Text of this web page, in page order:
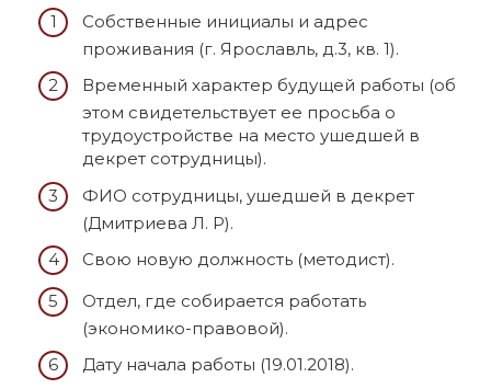
Собственные инициалы и адрес
проживания (г. Ярославль, д.3, кв. 1).
Временный характер будущей работы (об
этом свидетельствует ее просьба о
трудоустройстве на место ушедшей в
декрет сотрудницы).
ФИО сотрудницы, ушедшей в декрет
(Дмитриева Л. Р).
Свою новую должность (методист).
Отдел, где собирается работать
(экономико-правовой).
Дату начала работы (19.01.2018).